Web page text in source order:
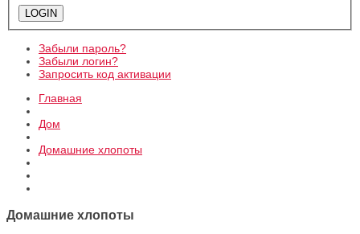
Забыли пароль?
Забыли логин?
Запросить код активации
Главная
Дом
Домашние хлопоты
Домашние хлопоты